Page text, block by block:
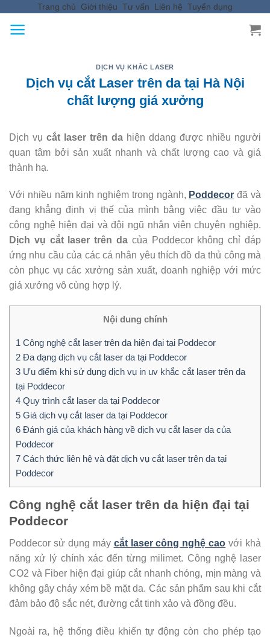
content
Trang chủ Giới thiệu Tư vấn Liên hệ Tuyển dụng
DỊCH VỤ KHẮC LASER
Dịch vụ cắt Laser trên da tại Hà Nội
chất lượng giá xưởng
Dịch vụ cắt laser trên da hiện ddang được nhiều người
quan tâm bởi sản xuất nhanh và chất lượng cao và giá
thành hạ.
Với nhiều năm kinh nghiệm trong ngành, Poddecor đã và
đang khẳng định vị thế của mình bằng việc đầu tư vào
công nghệ hiện đại và đội ngũ nhân viên chuyên nghiệp.
Dịch vụ cắt laser trên da của Poddecor không chỉ đáp
ứng nhu cầu của các cá nhân yêu thích đồ da thủ công mà
còn phục vụ các xưởng sản xuất, doanh nghiệp với mức
giá xưởng vô cùng hợp lý.
Nội dung chính
1 Công nghệ cắt laser trên da hiện đại tại Poddecor
2 Đa dạng dịch vụ cắt laser da tại Poddecor
3 Ưu điểm khi sử dụng dịch vụ in uv khắc cắt laser trên da
tại Poddecor
4 Quy trình cắt laser da tại Poddecor
5 Giá dịch vụ cắt laser da tại Poddecor
6 Đánh giá của khách hàng về dịch vụ cắt laser da của
Poddecor
7 Cách thức liên hệ và đặt dịch vụ cắt laser trên da tại
Poddecor
Công nghệ cắt laser trên da hiện đại tại
Poddecor
Poddecor sử dụng máy cắt laser công nghệ cao với khả
năng xử lý chính xác đến từng milimet. Công nghệ laser
CO2 và Fiber hiện đại giúp cắt nhanh chóng, mịn màng và
không gây cháy xém bề mặt da. Các sản phẩm sau khi cắt
đảm bảo độ sắc nét, đường cắt tinh xảo và đồng đều.
Ngoài ra, hệ thống điều khiển tự động còn cho phép tạo